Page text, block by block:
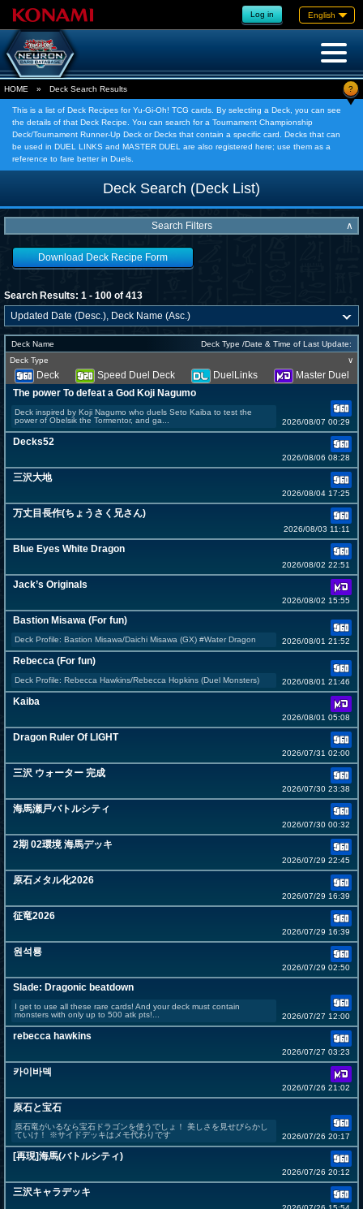
Log in English
HOME » Deck Search Results ?
This is a list of Deck Recipes for Yu-Gi-Oh! TCG cards. By selecting a Deck, you can see
the details of that Deck Recipe. You can search for a Tournament Championship
Deck/Tournament Runner-Up Deck or Decks that contain a specific card. Decks that can
be used in DUEL LINKS and MASTER DUEL are also registered here; use them as a
reference to fare better in Duels.
Deck Search (Deck List)
Search Filters ∧
Download Deck Recipe Form
Search Results: 1 - 100 of 413
Deck Name
Deck Type /Date & Time of Last Update:
Deck Type
∨
Deck Speed Duel Deck DuelLinks
Master Duel
The power To defeat a God Koji Nagumo
Deck inspired by Koji Nagumo who duels Seto Kaiba to test the
power of Obelsik the Tormentor, and ga...
2026/08/07 00:29
Decks52
2026/08/06 08:28
三沢大地
2026/08/04 17:25
万丈目長作(ちょうさく兄さん)
2026/08/03 11:11
Blue Eyes White Dragon
2026/08/02 22:51
Jack’s Originals
2026/08/02 15:55
Bastion Misawa (For fun)
Deck Profile: Bastion Misawa/Daichi Misawa (GX) #Water Dragon 2026/08/01 21:52
Rebecca (For fun)
Deck Profile: Rebecca Hawkins/Rebecca Hopkins (Duel Monsters) 2026/08/01 21:46
Kaiba
2026/08/01 05:08
Dragon Ruler Of LIGHT
2026/07/31 02:00
三沢 ウォーター 完成
2026/07/30 23:38
海馬瀬戸バトルシティ
2026/07/30 00:32
2期 02環境 海馬デッキ
2026/07/29 22:45
原石メタル化2026
2026/07/29 16:39
征竜2026
2026/07/29 16:39
원석룡
2026/07/29 02:50
Slade: Dragonic beatdown
I get to use all these rare cards! And your deck must contain
monsters with only up to 500 atk pts!...
2026/07/27 12:00
rebecca hawkins
2026/07/27 03:23
카이바덱
2026/07/26 21:02
原石と宝石
原石竜がいるなら宝石ドラゴンを使うでしょ！ 美しさを見せびらかし
ていけ！ ※サイドデッキはメモ代わりです
2026/07/26 20:17
[再現]海馬(バトルシティ)
2026/07/26 20:12
三沢キャラデッキ